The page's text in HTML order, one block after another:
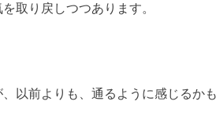
取り戻しつつあります。
以前よりも、通るように感じるか